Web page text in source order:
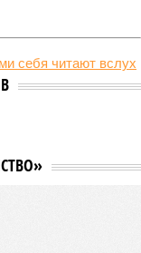
по Чувашской
в заседании
вопросами
в регионе. В
и промежуточные
лагерях. В